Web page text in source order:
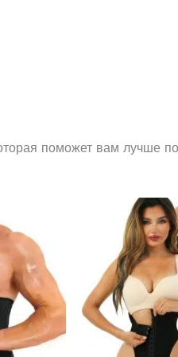
поможет вам лучше
товар
имеет
несколько
вариаций.
Опции
можно
выбрать